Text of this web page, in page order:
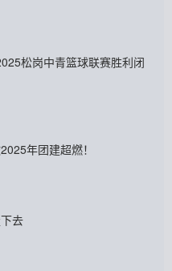
松岗中青篮球联赛胜利闭
年团建超燃！
去